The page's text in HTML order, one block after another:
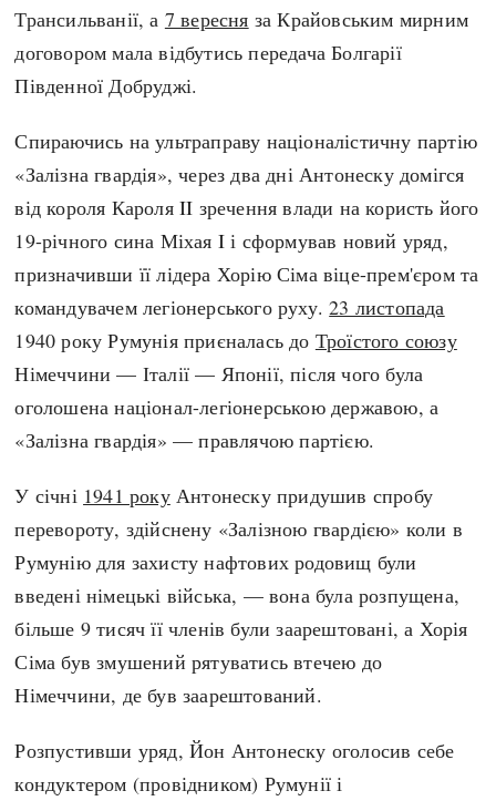
Європа
Автори
Трансильванії, а 7 вересня за Крайовським мирним
договором мала відбутись передача Болгарії
Південної Добруджі.
Спираючись на ультраправу націоналістичну партію
«Залізна гвардія», через два дні Антонеску домігся
від короля Кароля II зречення влади на користь його
19-річного сина Міхая I і сформував новий уряд,
призначивши її лідера Хорію Сіма віце-прем'єром та
командувачем легіонерського руху.23 листопада
1940 року Румунія приєналась до Троїстого союзу
Німеччини — Італії — Японії, після чого була
оголошена націонал-легіонерською державою, а
«Залізна гвардія» — правлячою партією.
У січні 1941 рокуАнтонеску придушив спробу
перевороту, здійснену «Залізною гвардією» коли в
Румунію для захисту нафтових родовищ були
введені німецькі війська, — вона була розпущена,
більше 9 тисяч її членів були заарештовані, а Хорія
Сіма був змушений рятуватись втечею до
Німеччини, де був заарештований.
Розпустивши уряд, Йон Антонеску оголосив себе
кондуктером (провідником) Румунії і